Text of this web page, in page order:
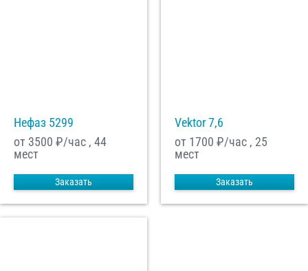
Нефаз 5299
от 3500 ₽/час , 44
мест
Заказать
Vektor 7,6
от 1700 ₽/час , 25
мест
Заказать